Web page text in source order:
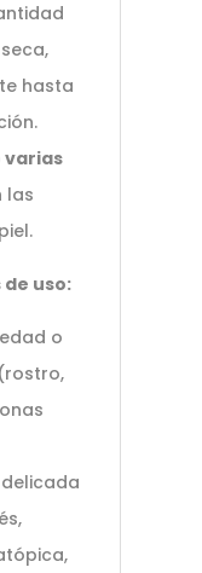
hasta
varias
las
uso:
o